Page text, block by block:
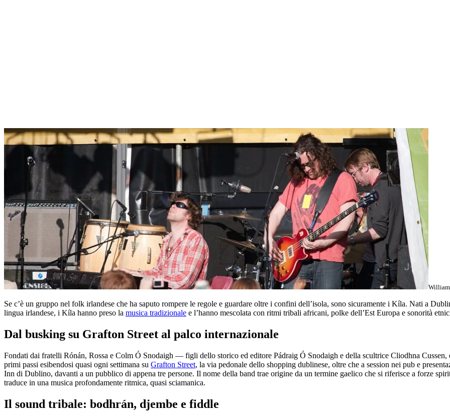
Se c’è un gruppo nel folk irlandese che ha saputo rompere le regole e guardare oltre i confini dell’isola, sono sicuramente i Kíla. Nati a
lingua irlandese, i Kíla hanno preso la musica tradizionale e l’hanno mescolata con ritmi tribali africani, polke dell’Est Europa e sonorità
Dal busking su Grafton Street al palco internazionale
Fondati dai fratelli Rónán, Rossa e Colm Ó Snodaigh — figli dello storico ed editore Pádraig Ó Snodaigh e della scultrice Cliodhna
primi passi esibendosi quasi ogni settimana su Grafton Street, la via pedonale dello shopping dublinese, oltre che a session nei pub e
Inn di Dublino, davanti a un pubblico di appena tre persone. Il nome della band trae origine da un termine gaelico che si riferisce a forze
traduce in una musica profondamente ritmica, quasi sciamanica.
Il sound tribale: bodhrán, djembe e fiddle